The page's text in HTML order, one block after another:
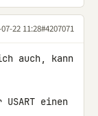
22 11:28#4207071
auch, kann
einen